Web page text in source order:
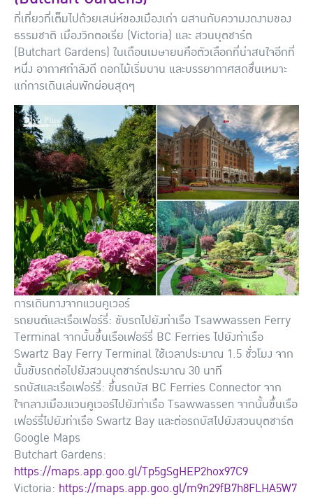
ที่เที่ยวที่เต็มไปด้วยเสน่ห์ของเมืองเก่า ผสานกับความงดงามของ
ธรรมชาติ เมืองวิกตอเรีย (Victoria) และ สวนบุตชาร์ต
(Butchart Gardens) ในเดือนเมษายนคือตัวเลือกที่น่าสนใจอีกที่
หนึ่ง อากาศกำลังดี ดอกไม้เริ่มบาน และบรรยากาศสดชื่นเหมาะ
แก่การเดินเล่นพักผ่อนสุดๆ
การเดินทางจากแวนคูเวอร์
รถยนต์และเรือเฟอร์รี่: ขับรถไปยังท่าเรือ Tsawwassen Ferry
Terminal จากนั้นขึ้นเรือเฟอร์รี่ BC Ferries ไปยังท่าเรือ
Swartz Bay Ferry Terminal ใช้เวลาประมาณ 1.5 ชั่วโมง จาก
นั้นขับรถต่อไปยังสวนบุตชาร์ตประมาณ 30 นาที
รถบัสและเรือเฟอร์รี่: ขึ้นรถบัส BC Ferries Connector จาก
ใจกลางเมืองแวนคูเวอร์ไปยังท่าเรือ Tsawwassen จากนั้นขึ้นเรือ
เฟอร์รี่ไปยังท่าเรือ Swartz Bay และต่อรถบัสไปยังสวนบุตชาร์ต
Google Maps
Butchart Gardens:
https://maps.app.goo.gl/Tp5gSgHEP2hox97C9
Victoria: https://maps.app.goo.gl/m9n29fB7h8FLHA5W7